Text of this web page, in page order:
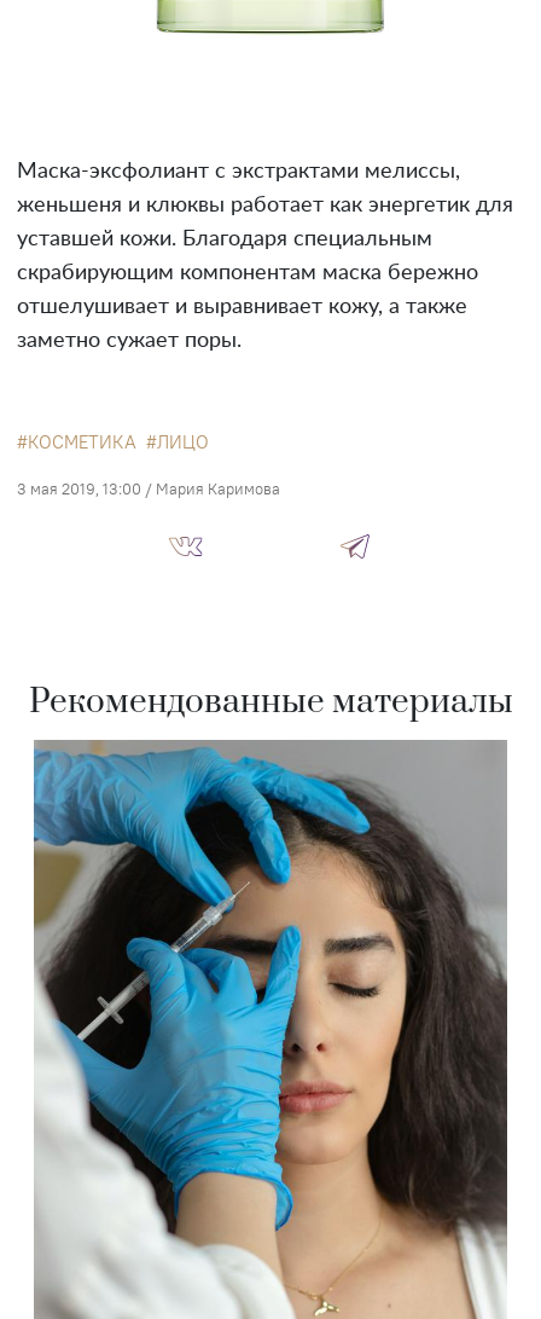
Маска-эксфолиант с экстрактами мелиссы,
женьшеня и клюквы работает как энергетик для
уставшей кожи. Благодаря специальным
скрабирующим компонентам маска бережно
отшелушивает и выравнивает кожу, а также
заметно сужает поры.
КОСМЕТИКА ЛИЦО
3 мая 2019, 13:00 / Мария Каримова
Рекомендованные материалы